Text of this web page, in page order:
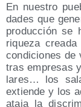
En nues­tro
da­des que
pro­duc­ción se
rique­za
con­di­cio­nes de
tras empre­sas
la­res… los
extien­de y los
ata­ja la